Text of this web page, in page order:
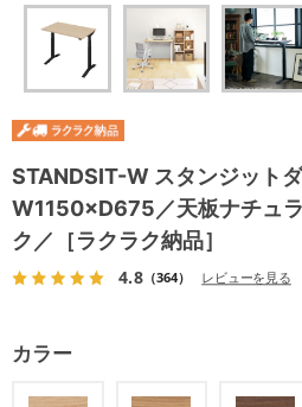
STANDSIT-W スタンジット
W1150×D675／天板ナチュ
ク／［ラクラク納品］
4.8（364） レビューを見る
カラー